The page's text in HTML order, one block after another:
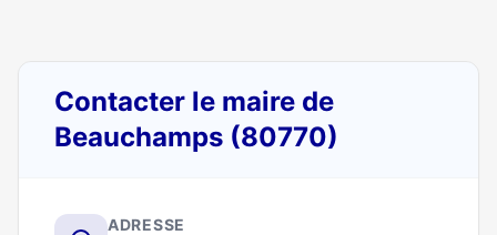
Contacter le maire de
Beauchamps (80770)
ADRESSE